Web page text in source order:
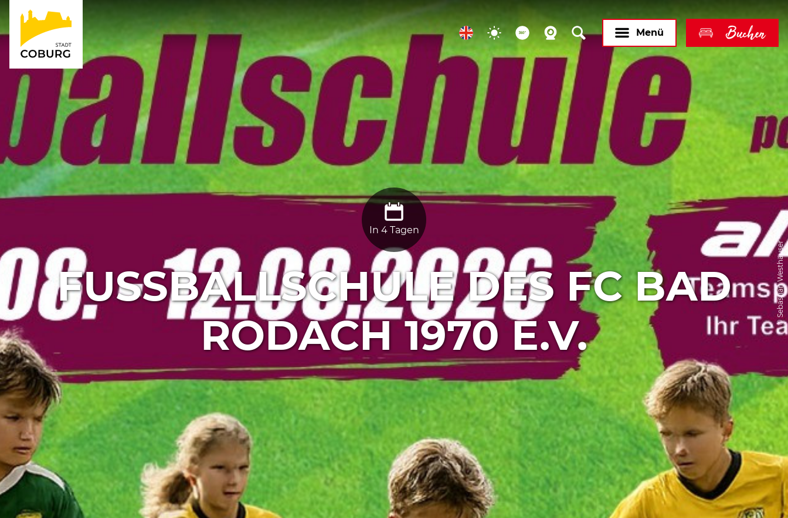
Menü Buchen
© Sebastian Westhäuser
In 4 Tagen
FUSSBALLSCHULE DES FC BAD R
ODACH 1970 E.V.